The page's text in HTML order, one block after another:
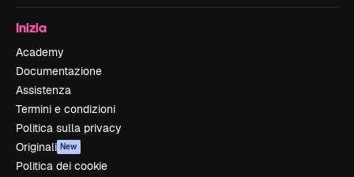
Inizia
Academy
Documentazione
Assistenza
Termini e condizioni
Politica sulla privacy
Originali New
Politica dei cookie